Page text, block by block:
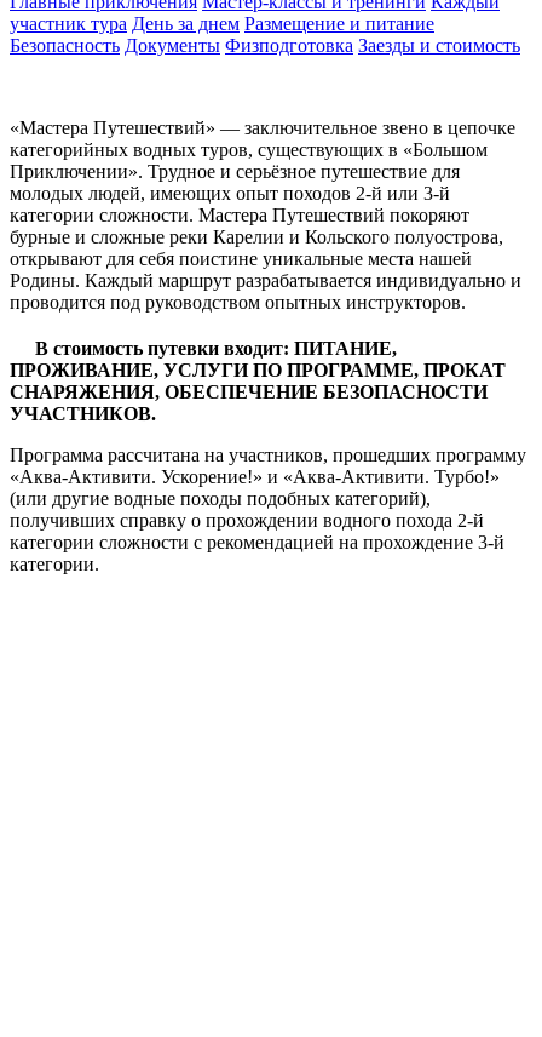
участник тура День за днем Размещение и питание
Безопасность Документы Физподготовка Заезды и стоимость
«Мастера Путешествий» — заключительное звено в цепочке
категорийных водных туров, существующих в «Большом
Приключении». Трудное и серьёзное путешествие для
молодых людей, имеющих опыт походов 2-й или 3-й
категории сложности. Мастера Путешествий покоряют
бурные и сложные реки Карелии и Кольского полуострова,
открывают для себя поистине уникальные места нашей
Родины. Каждый маршрут разрабатывается индивидуально и
проводится под руководством опытных инструкторов.
В стоимость путевки входит: ПИТАНИЕ,
ПРОЖИВАНИЕ, УСЛУГИ ПО ПРОГРАММЕ, ПРОКАТ
СНАРЯЖЕНИЯ, ОБЕСПЕЧЕНИЕ БЕЗОПАСНОСТИ
УЧАСТНИКОВ.
Программа рассчитана на участников, прошедших программу
«Аква-Активити. Ускорение!» и «Аква-Активити. Турбо!»
(или другие водные походы подобных категорий),
получивших справку о прохождении водного похода 2-й
категории сложности с рекомендацией на прохождение 3-й
категории.